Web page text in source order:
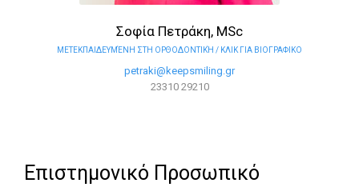
Σοφία Πετράκη, MSc
ΜΕΤΕΚΠΑΙΔΕΥΜΈΝΗ ΣΤΗ ΟΡΘΟΔΟΝΤΙΚΉ / ΚΛΙΚ ΓΙΑ ΒΙΟΓΡΑΦΙΚΟ
petraki@keepsmiling.gr
23310 29210
Επιστημονικό Προσωπικό